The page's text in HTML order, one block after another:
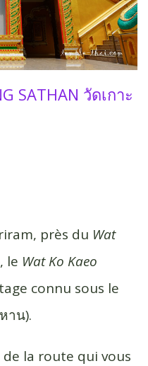
SATHAN วัดเกาะ
près du Wat
le Wat Ko Kaeo
connu sous le
าน).
la route qui vous